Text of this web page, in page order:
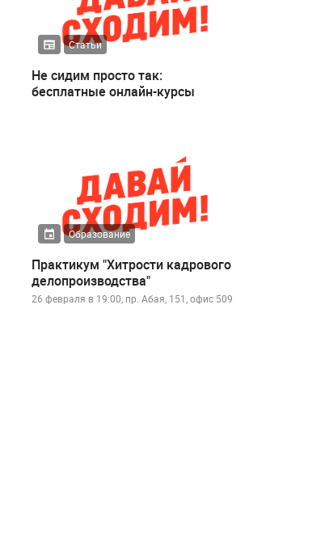
Статьи
Не сидим просто так:
бесплатные онлайн-курсы
Образование
Практикум "Хитрости кадрового
делопроизводства"
26 февраля в 19:00, пр. Абая, 151, офис 509